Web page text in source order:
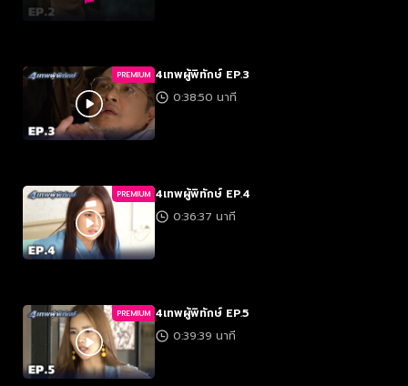
PREMIUM 4เทพผู้พิทักษ์ EP.3
0:38:50 นาที
PREMIUM 4เทพผู้พิทักษ์ EP.4
0:36:37 นาที
PREMIUM 4เทพผู้พิทักษ์ EP.5
0:39:39 นาที